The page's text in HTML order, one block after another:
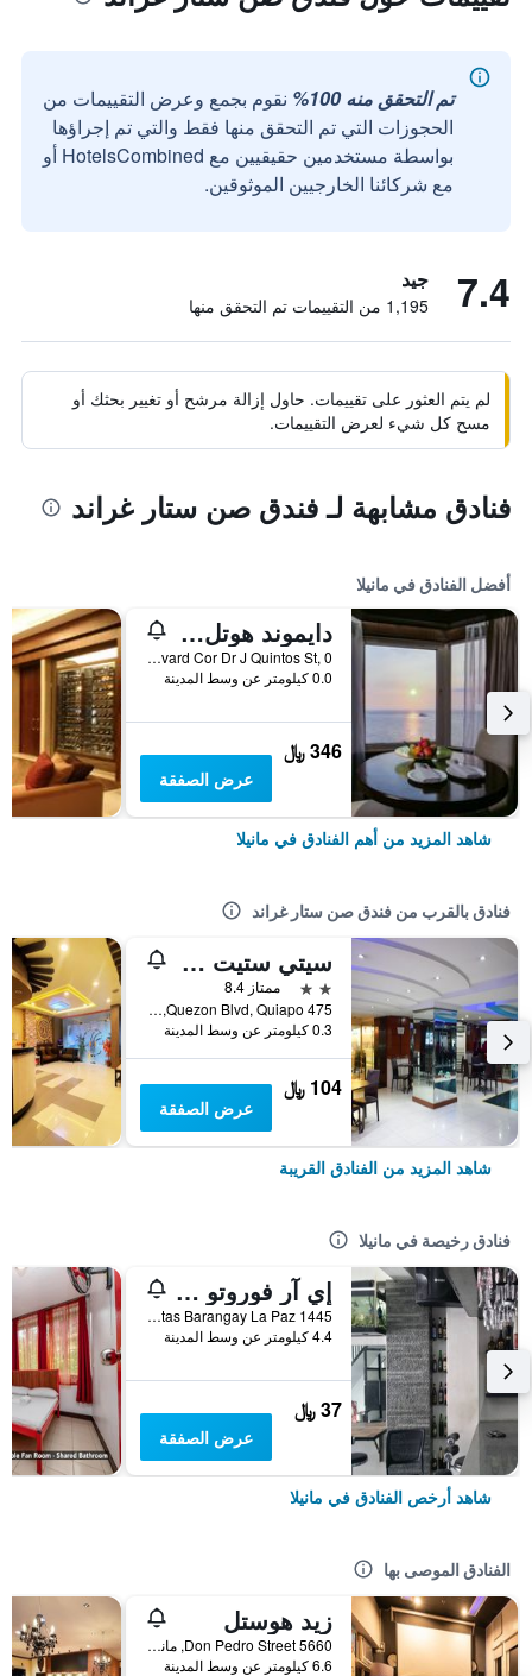
تم التحقق منه 100%
نقوم بجمع وعرض التقييمات من
الحجوزات التي تم التحقق منها فقط والتي تم إجراؤها
بواسطة مستخدمين حقيقيين مع HotelsCombined أو
مع شركائنا الخارجيين الموثوقين.
7.4 جيد
1,195 من التقييمات تم التحقق منها
لم يتم العثور على تقييمات. حاول إزالة مرشح أو تغيير بحثك أو
مسح كل شيء لعرض التقييمات.
فنادق مشابهة لـ فندق صن ستار غراند
أفضل الفنادق في مانيلا
دايموند هوتل الفلبين
Roxas Boulevard Cor Dr J Quintos St, 0, مانيلا, الفلبين
0.0 كيلومتر عن وسط المدينة
346 ﷼
عرض الصفقة
شاهد المزيد من أهم الفنادق في مانيلا
فنادق بالقرب من فندق صن ستار غراند
سيتي ستيت هوتل كويابو
2 نجمتين
ممتاز 8.4
475 Quezon Blvd, Quiapo, مانيلا, الفلبين
0.3 كيلومتر عن وسط المدينة
104 ﷼
عرض الصفقة
شاهد المزيد من الفنادق القريبة
فنادق رخيصة في مانيلا
إي آر فوروتو هوستل ماكاتي
1445 Balagtas Barangay La Paz, مانيلا, الفلبين
4.4 كيلومتر عن وسط المدينة
37 ﷼
عرض الصفقة
شاهد أرخص الفنادق في مانيلا
الفنادق الموصى بها
زيد هوستل
5660 Don Pedro Street, مانيلا, الفلبين
6.6 كيلومتر عن وسط المدينة